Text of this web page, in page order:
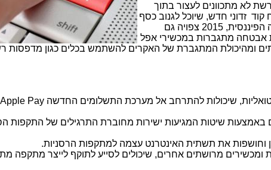
לא מתכוונים לעצור בתוך
זדוני חדש, שיוכל לגנוב כסף
ישירות ממכשירי כספומט. בנוסף לפשיעה הפיננסית, 2015 צפויה גם
אבטחה מתגברות במכשירי אפל
ומהיכולת המתגברת של האקרים להשתמש בכלים כגון מדפסות
שיכולות להתרחב אל מערכת התשלומים החדשהPay
באמצעות שיטות המגיעות ישירות מחוברת התרגילים של התקפות
וחושפות את תשתית האינטרנט עצמה למתקפות הרסניות.
מרושתים אחרים, שיכולים לסייע לתוקף לייצר מתקפה